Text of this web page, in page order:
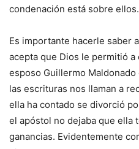
condenación está sobre ellos.
Es importante hacerle saber
acepta que Dios le permitió
esposo Guillermo
las escrituras nos llaman a
ella ha contado se divorció
el apóstol no dejaba que ella
ganancias. Evidentemente